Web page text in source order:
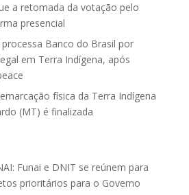
a retomada da votação pelo
presencial
processa Banco do Brasil por
em Terra Indígena, após
física da Terra Indígena
(MT) é finalizada
Funai e DNIT se reúnem para
prioritários para o Governo